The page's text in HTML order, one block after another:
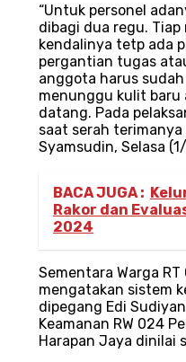
“Untuk personel
dibagi dua regu.
kendalinya tetp ada
pergantian tugas
anggota harus
menunggu kulit baru
datang. Pada
saat serah terimanya
Syamsudin, Selasa
BACA JUGA :
Rakor dan
2024
Sementara Warga
mengatakan sistem
dipegang Edi
Keamanan RW 024
Harapan Jaya dinilai